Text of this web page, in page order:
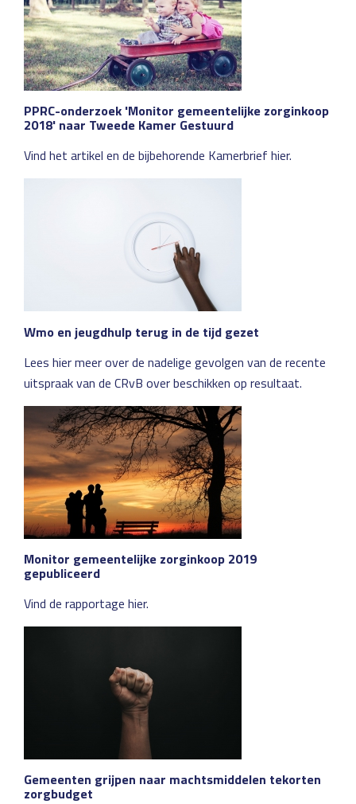
PPRC-onderzoek 'Monitor gemeentelijke zorginkoop
2018' naar Tweede Kamer Gestuurd
Vind het artikel en de bijbehorende Kamerbrief hier.
Wmo en jeugdhulp terug in de tijd gezet
Lees hier meer over de nadelige gevolgen van de recente
uitspraak van de CRvB over beschikken op resultaat.
Monitor gemeentelijke zorginkoop 2019
gepubliceerd
Vind de rapportage hier.
Gemeenten grijpen naar machtsmiddelen tekorten
zorgbudget